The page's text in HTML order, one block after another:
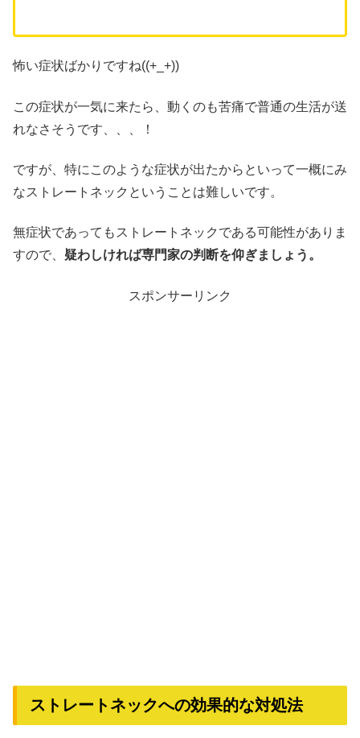
怖い症状ばかりですね((+_+))
この症状が一気に来たら、動くのも苦痛で普通の生活が送
れなさそうです、、、！
ですが、特にこのような症状が出たからといって一概にみ
なストレートネックということは難しいです。
無症状であってもストレートネックである可能性がありま
すので、 疑わしければ専門家の判断を仰ぎましょう。
スポンサーリンク
ストレートネックへの効果的な対処法